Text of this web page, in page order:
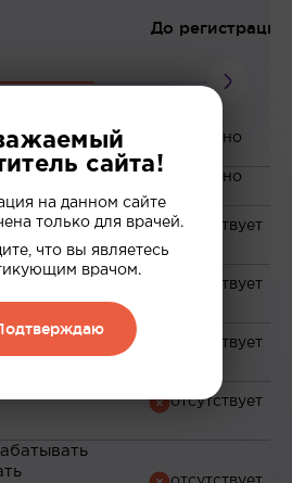
До регистрации
на
в
по
сайта!
на данном сайте
только для врачей.
что вы являетесь
врачом.